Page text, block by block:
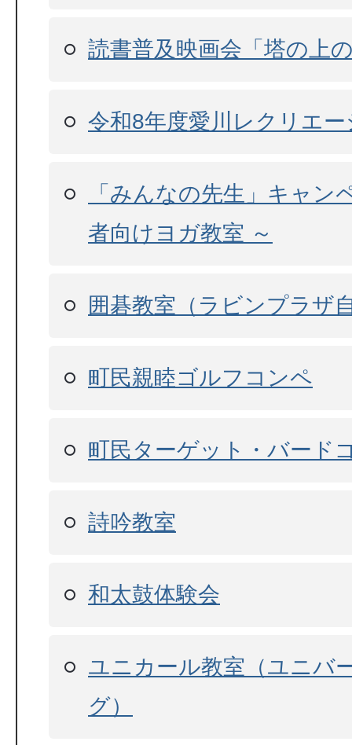
読書普及映画会「塔の上
令和8年度愛川レクリエ
「みんなの先生」キャン
者向けヨガ教室 ～
囲碁教室（ラビンプラザ
町民親睦ゴルフコンペ
町民ターゲット・バード
詩吟教室
和太鼓体験会
ユニカール教室（ユニバ
グ）